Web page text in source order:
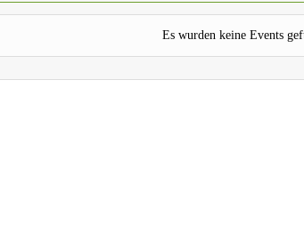
Es wurden keine Events